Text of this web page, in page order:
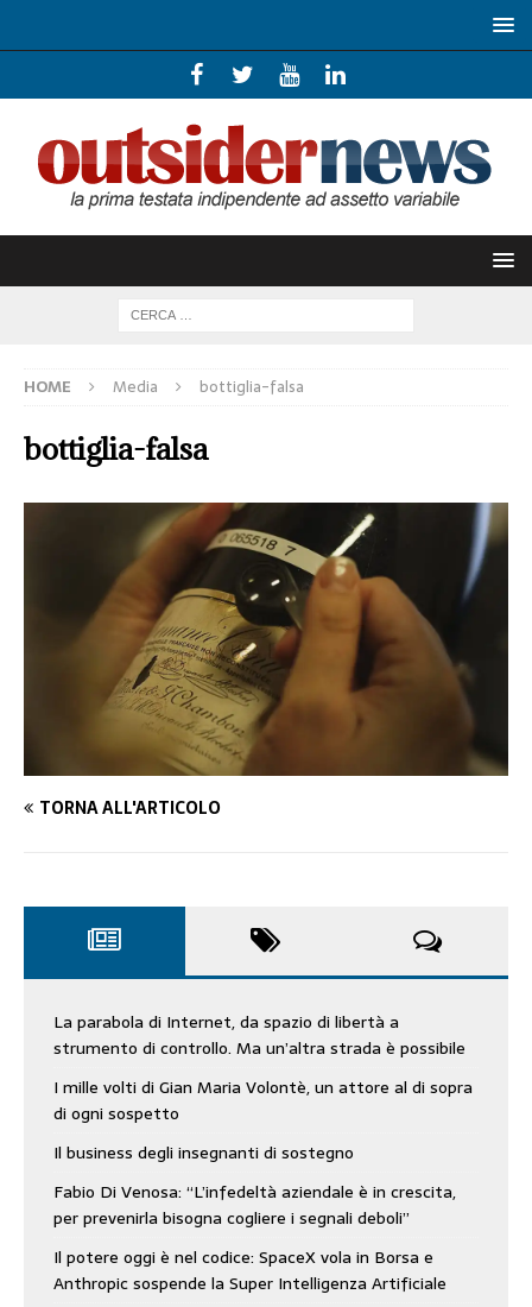
HOME Media bottiglia-falsa
bottiglia-falsa
TORNA ALL'ARTICOLO
La parabola di Internet, da spazio di libertà a
strumento di controllo. Ma un’altra strada è possibile
I mille volti di Gian Maria Volontè, un attore al di sopra
di ogni sospetto
Il business degli insegnanti di sostegno
Fabio Di Venosa: “L’infedeltà aziendale è in crescita,
per prevenirla bisogna cogliere i segnali deboli”
Il potere oggi è nel codice: SpaceX vola in Borsa e
Anthropic sospende la Super Intelligenza Artificiale